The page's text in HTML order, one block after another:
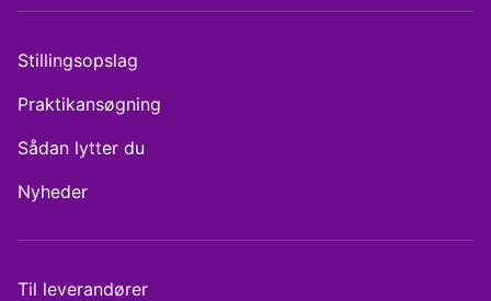
Stillingsopslag
Praktikansøgning
Sådan lytter du
Nyheder
Til leverandører